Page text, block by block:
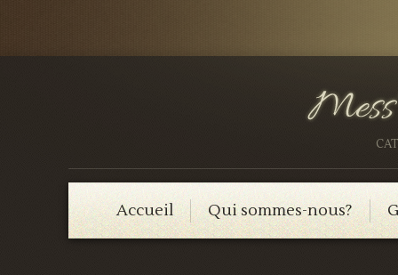
Accueil Qui sommes-nous?